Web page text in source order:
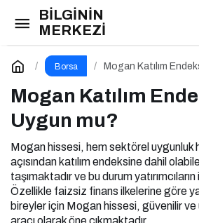
BİLGİNİN
MERKEZİ
Borsa Mogan Katılım
Mogan Katılım
Uygun mu?
Mogan hissesi, hem sektörel uygunluk
açısından katılım endeksine dahil
taşımaktadır ve bu durum
Özellikle faizsiz finans ilkelerine göre
bireyler için Mogan hissesi, güvenilir ve
aracı olarak öne çıkmaktadır.
Mogan Katılım Endeksine
Yorum Yap